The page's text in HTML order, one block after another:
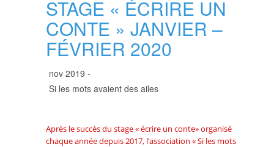
STAGE « ÉCRIRE UN
CONTE » JANVIER –
FÉVRIER 2020
nov 2019 -
Si les mots avaient des ailes
Après le succès du stage « écrire un conte» organisé
chaque année depuis 2017, l’association « Si les mots